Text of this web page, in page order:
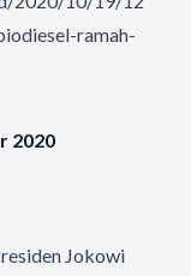
ramah-
2020
Jokowi